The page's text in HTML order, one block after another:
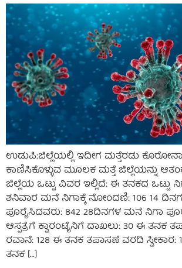
ಉಡುಪಿ:ಜಿಲ್ಲೆಯಲ್ಲಿ ಇದೀಗ ಮತ್ತೆರಡು
ಕಾಣಿಸಿಕೊಳ್ಳುವ ಮೂಲಕ ಮತ್ತೆ ಜಿಲ್ಲೆಯನ್ನು
ಜಿಲ್ಲೆಯ ಒಟ್ಟು ವಿವರ ಇಲ್ಲಿದೆ: ಈ ತನಕದ ಒಟ್ಟು
ಶನಿವಾರ ಮನೆ ನಿಗಾಕ್ಕೆ ನೋಂದಣಿ: 106 14
ಪೂರೈಸಿದವರು: 842 28ದಿನಗಳ ಮನೆ ನಿಗಾ
ಆಸ್ಪತ್ರೆಗೆ ಕ್ವಾರಂಟೈನಿಗೆ ದಾಖಲು: 30 ಈ ತನಕ
ರವಾನೆ: 128 ಈ ತನಕ ತಪಾಸಣೆ ವರದಿ
ತನಕ […]